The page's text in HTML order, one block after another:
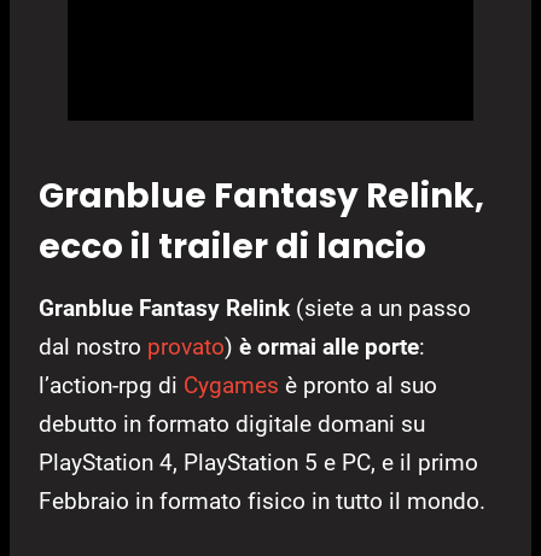
Granblue Fantasy Relink,
ecco il trailer di lancio
Granblue Fantasy Relink (siete a un passo
dal nostro provato) è ormai alle porte:
l’action-rpg di Cygames è pronto al suo
debutto in formato digitale domani su
PlayStation 4, PlayStation 5 e PC, e il primo
Febbraio in formato fisico in tutto il mondo.